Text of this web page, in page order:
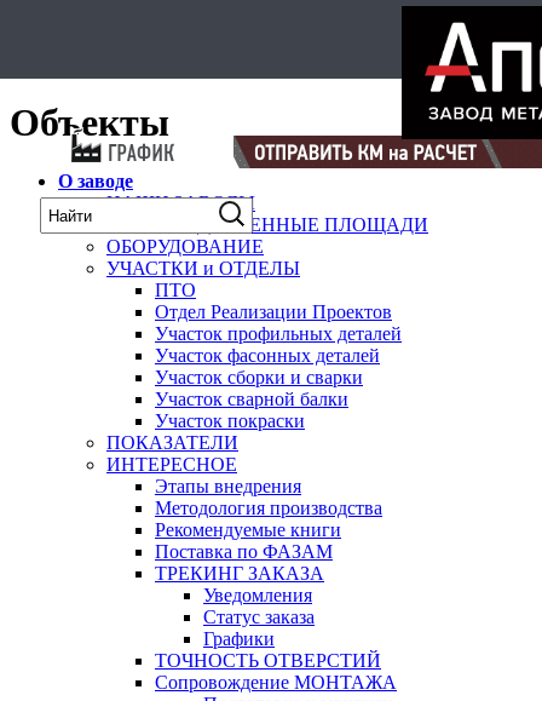
Объекты
О заводе
НАШИ ЗАВОДЫ
ПРОИЗВОДСТВЕННЫЕ ПЛОЩАДИ
ОБОРУДОВАНИЕ
УЧАСТКИ и ОТДЕЛЫ
ПТО
Отдел Реализации Проектов
Участок профильных деталей
Участок фасонных деталей
Участок сборки и сварки
Участок сварной балки
Участок покраски
ПОКАЗАТЕЛИ
ИНТЕРЕСНОЕ
Этапы внедрения
Методология производства
Рекомендуемые книги
Поставка по ФАЗАМ
ТРЕКИНГ ЗАКАЗА
Уведомления
Статус заказа
Графики
ТОЧНОСТЬ ОТВЕРСТИЙ
Сопровождение МОНТАЖА